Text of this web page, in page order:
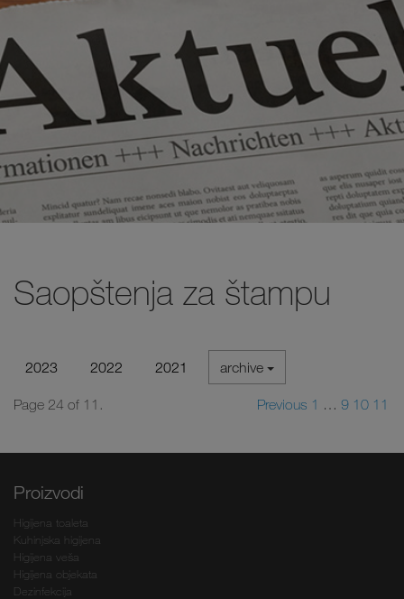
Saopštenja za štampu
2023 2022 2021 archive
Page 24 of 11. Previous 1 … 9 10 11
Proizvodi
Higijena toaleta
Kuhinjska higijena
Higijena veša
Higijena objekata
Dezinfekcija